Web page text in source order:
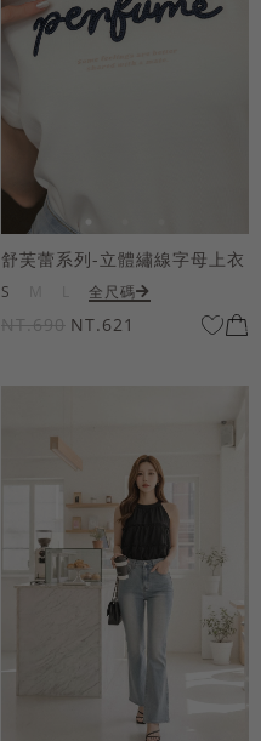
舒芙蕾系列-立體繡線字母上衣
S 全尺碼
NT.690 NT.621